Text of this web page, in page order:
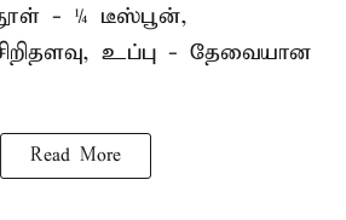
- ¼ டீஸ்பூன்,
உப்பு - தேவையான
Read More